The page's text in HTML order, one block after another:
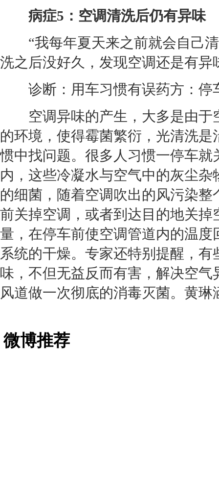
病症5： 空调清洗后仍有异味
“我每年夏天来之前就会自己
洗之后没好久，发现空调还是有异
诊断：用车习惯有误药方：停
空调异味的产生，大多是由于
的环境，使得霉菌繁衍，光清洗
惯中找问题。很多人习惯一停车就
内，这些冷凝水与空气中的灰尘
的细菌，随着空调吹出的风污染整
前关掉空调 ，或者到达目的地关掉
量，在停车前使空调管道内的温度
系统的干燥。专家还特别提醒，
味，不但无益反而有害，解决空
风道做一次彻底的消毒灭菌。黄琳
微博推荐